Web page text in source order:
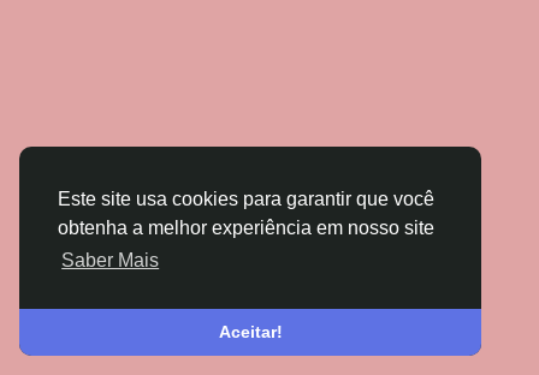
Este site usa cookies para garantir que você
obtenha a melhor experiência em nosso site
Saber Mais
Aceitar!